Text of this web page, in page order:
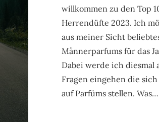
willkommen zu den Top
Herrendüfte 2023. Ich
aus meiner Sicht
Männerparfums für das
Dabei werde ich diesmal
Fragen eingehen die
auf Parfüms stellen. Was…